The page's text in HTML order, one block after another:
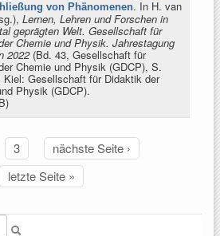
von Phänomenen. In H. van
, Lernen, Lehren und Forschen in
geprägten Welt. Gesellschaft für
Chemie und Physik. Jahrestagung
2022(Bd. 43, Gesellschaft für
Chemie und Physik (GDCP), S.
Kiel: Gesellschaft für Didaktik der
Physik (GDCP).
3
nächste Seite ›
letzte Seite »